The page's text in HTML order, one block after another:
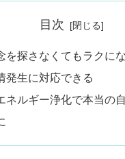
目次
を探さなくてもラクに
発生に対応できる
ネルギー浄化で本当の